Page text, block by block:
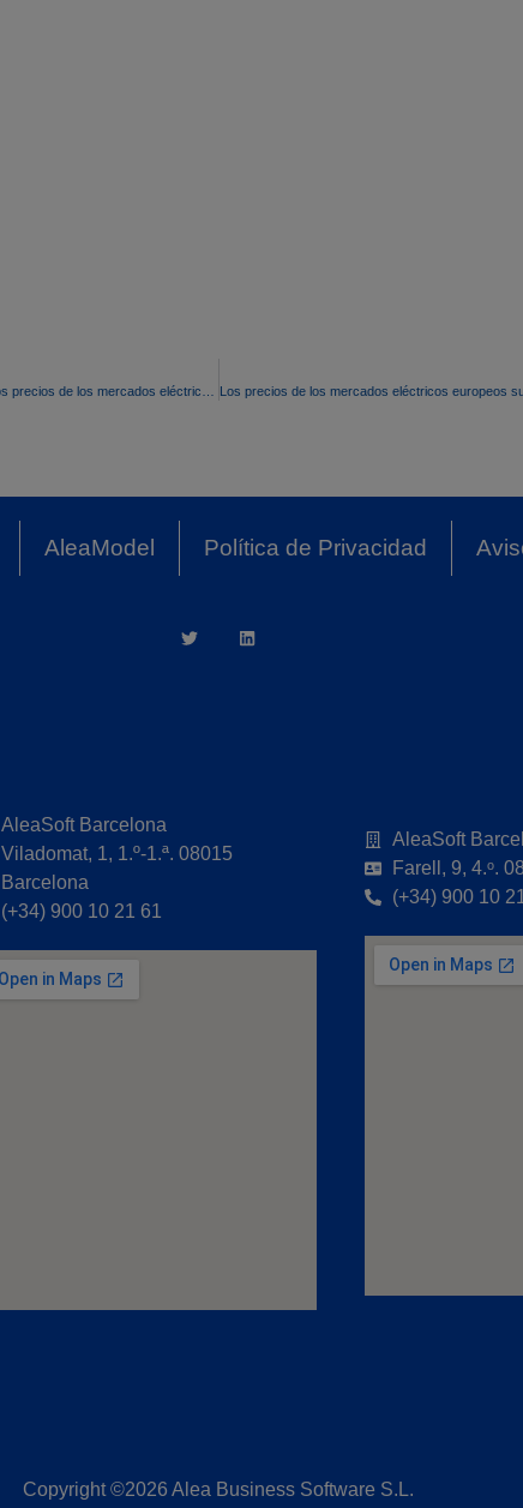
AleaModel Política de Privacidad
AleaSoft Barcelona
Viladomat, 1, 1.º-1.ª. 08015
Barcelona
(+34) 900 10 21 61
AleaSoft
Farell, 9, 4.ᵒ.
(+34) 900 10
Copyright ©2026 Alea Business Software S.L.